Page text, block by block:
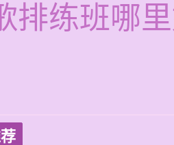
排练班哪